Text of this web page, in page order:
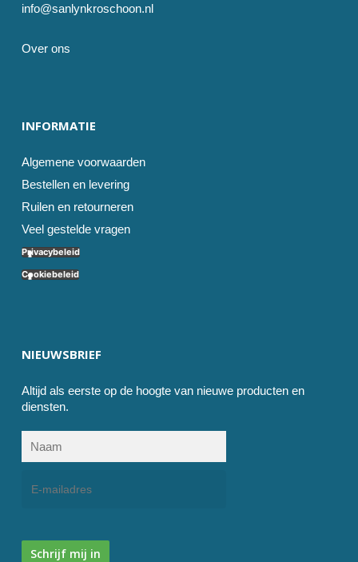
info@sanlynkroschoon.nl
Over ons
INFORMATIE
Algemene voorwaarden
Bestellen en levering
Ruilen en retourneren
Veel gestelde vragen
Privacybeleid
Cookiebeleid
NIEUWSBRIEF
Altijd als eerste op de hoogte van nieuwe producten en
diensten.
Schrijf mij in